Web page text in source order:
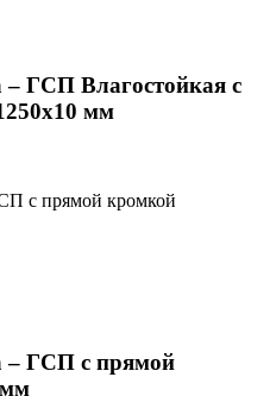
– ГСП Влагостойкая с
мм
– ГСП с прямой
мм